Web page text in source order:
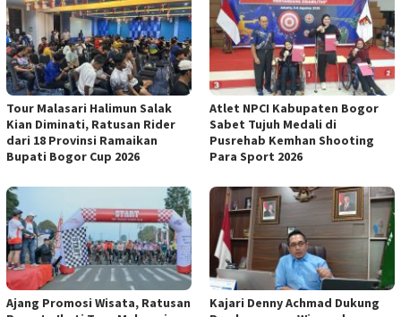
Tour Malasari Halimun Salak
Kian Diminati, Ratusan Rider
dari 18 Provinsi Ramaikan
Bupati Bogor Cup 2026
Atlet NPCI Kabupaten Bogor
Sabet Tujuh Medali di
Pusrehab Kemhan Shooting
Para Sport 2026
Ajang Promosi Wisata, Ratusan
Kajari Denny Achmad Dukung